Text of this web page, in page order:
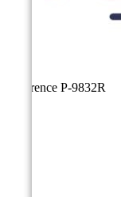
Référence P-9832R